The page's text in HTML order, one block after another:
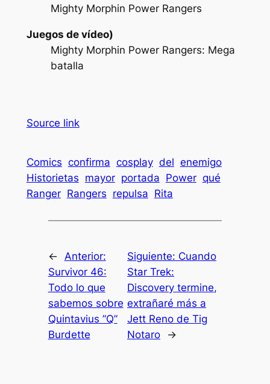
Mighty Morphin Power Rangers
Juegos de vídeo)
Mighty Morphin Power Rangers: Mega
batalla
Source link
Comics confirma cosplay del enemigo
Historietas mayor portada Power qué
Ranger Rangers repulsa Rita
←
Anterior:
Survivor 46:
Todo lo que
sabemos sobre
Quintavius ​​”Q”
Burdette
Siguiente: Cuando
Star Trek:
Discovery termine,
extrañaré más a
Jett Reno de Tig
Notaro
→